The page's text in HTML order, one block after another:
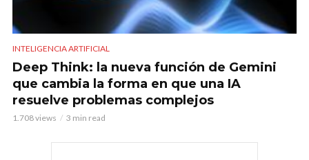
INTELIGENCIA ARTIFICIAL
Deep Think: la nueva función de Gemini
que cambia la forma en que una IA
resuelve problemas complejos
1.708 views 3 min read